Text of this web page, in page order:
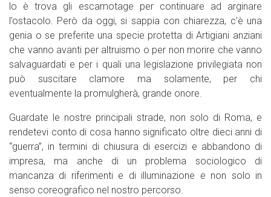
lo è trova gli escamotage per continuare ad arginare
l’ostacolo. Però da oggi, si sappia con chiarezza, c’è una
genia o se preferite una specie protetta di Artigiani anziani
che vanno avanti per altruismo o per non morire che vanno
salvaguardati e per i quali una legislazione privilegiata non
può suscitare clamore ma solamente, per chi
eventualmente la promulgherà, grande onore.
Guardate le nostre principali strade, non solo di Roma, e
rendetevi conto di cosa hanno significato oltre dieci anni di
“guerra”, in termini di chiusura di esercizi e abbandono di
impresa, ma anche di un problema sociologico di
mancanza di riferimenti e di illuminazione e non solo in
senso coreografico nel nostro percorso.